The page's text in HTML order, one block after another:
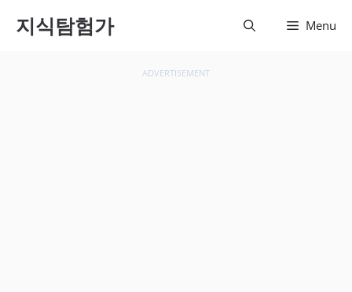
로 건지식탐험가 Menu
ADVERTISEMENT